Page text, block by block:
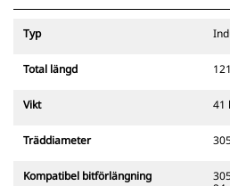
Typ
Total längd
Vikt 41
Träddiameter
Kompatibel bitförlängning